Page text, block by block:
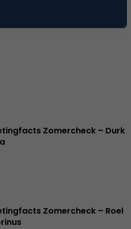
Zomercheck – Durk
Zomercheck – Roel